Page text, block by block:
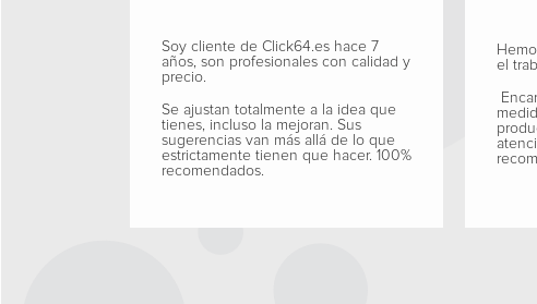
Soy cliente de Click64.es hace 7
años, son profesionales con calidad y
precio.
Se ajustan totalmente a la idea que
tienes, incluso la mejoran. Sus
sugerencias van más allá de lo que
estrictamente tienen que hacer. 100%
recomendados.
el